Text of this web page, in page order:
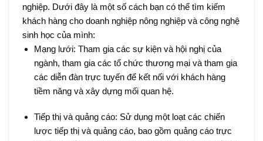
nghiệp. Dưới đây là một số cách bạn có thể tìm kiếm
khách hàng cho doanh nghiệp nông nghiệp và công nghệ
sinh học của mình:
Mạng lưới: Tham gia các sự kiện và hội nghị của
ngành, tham gia các tổ chức thương mại và tham gia
các diễn đàn trực tuyến để kết nối với khách hàng
tiềm năng và xây dựng mối quan hệ.
Tiếp thị và quảng cáo: Sử dụng một loạt các chiến
lược tiếp thị và quảng cáo, bao gồm quảng cáo trực